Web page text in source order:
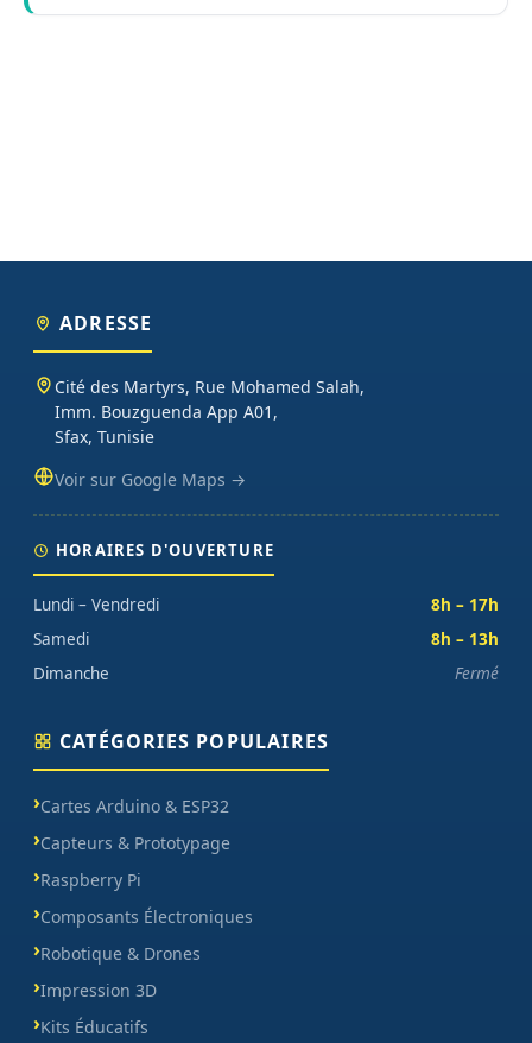
ADRESSE
Cité des Martyrs, Rue Mohamed Salah,
Imm. Bouzguenda App A01,
Sfax, Tunisie
Voir sur Google Maps →
HORAIRES D'OUVERTURE
Lundi – Vendredi
8h – 17h
Samedi
8h – 13h
Dimanche
Fermé
CATÉGORIES POPULAIRES
Cartes Arduino & ESP32
Capteurs & Prototypage
Raspberry Pi
Composants Électroniques
Robotique & Drones
Impression 3D
Kits Éducatifs